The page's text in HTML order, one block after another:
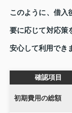
このように、借入
要に応じて対応策
安心して利用でき
確認項目
初期費用の総額